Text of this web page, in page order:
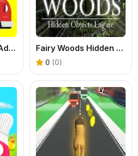
Hasbulla Running Adventure Fairy Woods Hidden Objects
0 (0)